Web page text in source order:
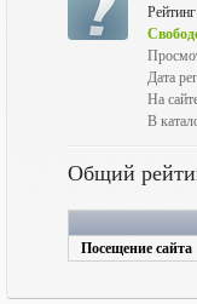
Дата
На
В
Общий
Посещение сайта